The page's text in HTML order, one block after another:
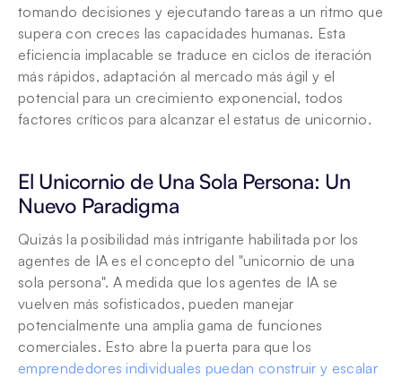
tomando decisiones y ejecutando tareas a un ritmo que
supera con creces las capacidades humanas. Esta
eficiencia implacable se traduce en ciclos de iteración
más rápidos, adaptación al mercado más ágil y el
potencial para un crecimiento exponencial, todos
factores críticos para alcanzar el estatus de unicornio.
El Unicornio de Una Sola Persona: Un
Nuevo Paradigma
Quizás la posibilidad más intrigante habilitada por los
agentes de IA es el concepto del "unicornio de una
sola persona". A medida que los agentes de IA se
vuelven más sofisticados, pueden manejar
potencialmente una amplia gama de funciones
emprendedores individuales puedan construir y escalar